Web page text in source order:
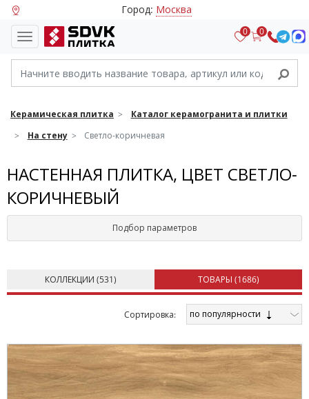
Город: Москва
0 0
Керамическая плитка
Каталог керамогранита и плитки
На стену
Светло-коричневая
НАСТЕННАЯ ПЛИТКА, ЦВЕТ СВЕТЛО-
КОРИЧНЕВЫЙ
Подбор параметров
КОЛЛЕКЦИИ (531) ТОВАРЫ (1686)
Cортировка: по популярности